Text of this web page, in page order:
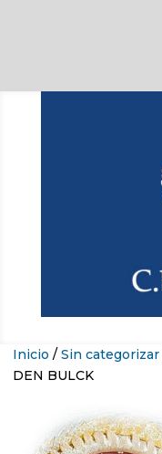
Inicio / Sin categorizar
DEN BULCK